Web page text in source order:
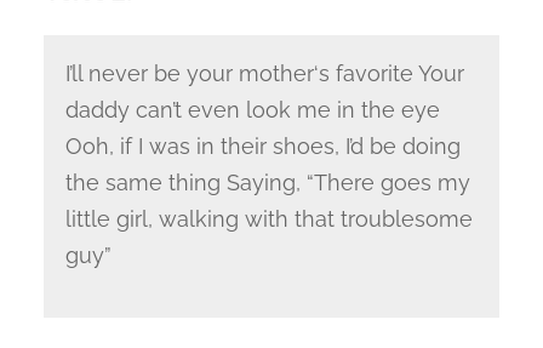
I’ll never be your mother‘s favorite Your
daddy can’t even look me in the eye
Ooh, if I was in their shoes, I’d be doing
the same thing Saying, “There goes my
little girl, walking with that troublesome
guy”